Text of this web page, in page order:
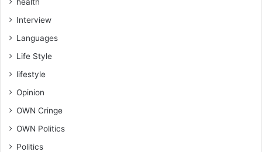
Interview
Languages
Life Style
lifestyle
Opinion
OWN Cringe
OWN Politics
Politics